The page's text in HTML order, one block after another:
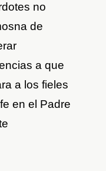
no
de
a que
a los fieles
en el Padre